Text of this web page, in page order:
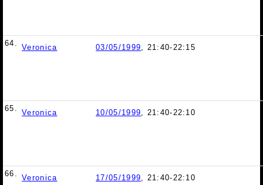
64. Veronica 03/05/1999, 21:40-22:15
65. Veronica 10/05/1999, 21:40-22:10
66. Veronica 17/05/1999, 21:40-22:10